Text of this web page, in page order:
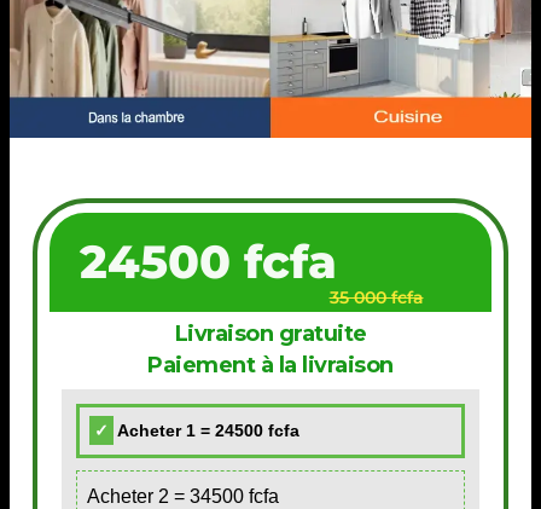
24500 fcfa
35 000 fcfa
Livraison gratuite
Paiement à la livraison
Acheter 1 = 24500 fcfa
Acheter 2 = 34500 fcfa